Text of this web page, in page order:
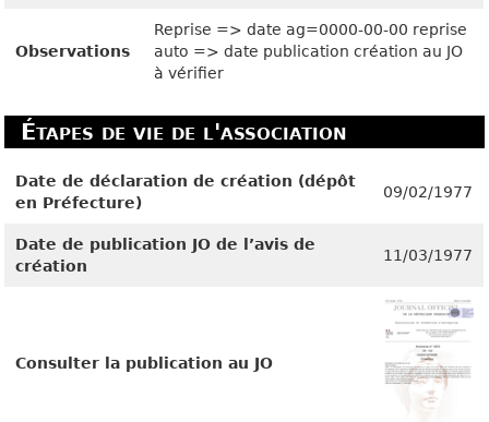
Observations
Reprise => date ag=0000-00-00 reprise
auto => date publication création au JO
à vérifier
Étapes de vie de l'association
Date de déclaration de création (dépôt
en Préfecture)
09/02/1977
Date de publication JO de l’avis de
création
11/03/1977
Consulter la publication au JO